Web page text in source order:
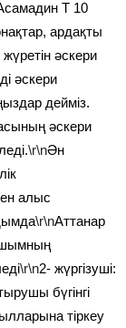
Т 10
ардақты
әскери
әскери
дейміз.
әскери
\r\nӘн
алыс
\r\nАттанар
\r\n2- жүргізуші:
бүгінгі
тіркеу